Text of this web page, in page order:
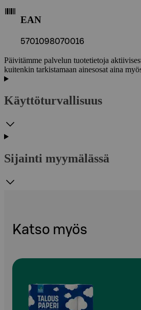
EAN
5701098070016
Päivitämme palvelun tuotetietoja
kuitenkin tarkistamaan ainesosat aina
Käyttöturvallisuus
Sijainti myymälässä
Katso myös